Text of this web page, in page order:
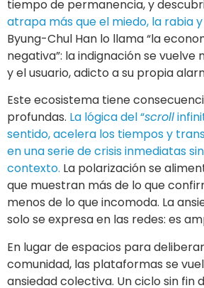
tiempo de permanencia, y
atrapa más que el miedo, la rabia
Byung-Chul Han lo llama “la
negativa”: la indignación se vuelve
y el usuario, adicto a su propia
Este ecosistema tiene
profundas. La lógica del “scroll
sentido, acelera los tiempos y
en una serie de crisis inmediatas
contexto. La polarización se
que muestran más de lo que
menos de lo que incomoda. La
solo se expresa en las redes: es
En lugar de espacios para
comunidad, las plataformas se
ansiedad colectiva. Un ciclo sin fin